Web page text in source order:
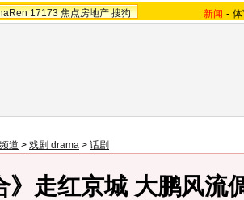
17173 焦点房地产 搜狗 新闻 -
道 > 戏剧 drama > 话剧
》走红京城 大鹏风流